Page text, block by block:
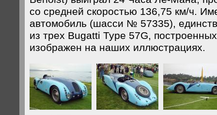
со средней скоростью 136,75 км/ч.
автомобиль (шасси № 57335),
из трех Bugatti Type 57G,
изображен на наших иллюстрациях.